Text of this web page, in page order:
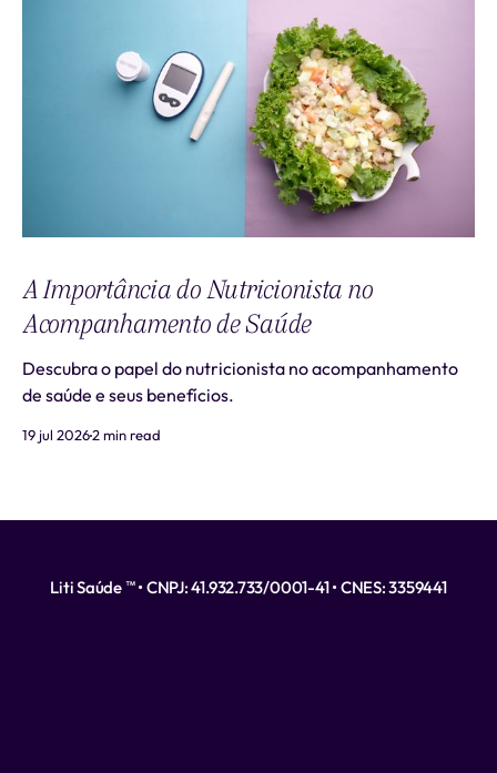
A Importância do Nutricionista no
Acompanhamento de Saúde
Descubra o papel do nutricionista no acompanhamento
de saúde e seus benefícios.
19 jul 20262 min read
Liti Saúde ™ • CNPJ: 41.932.733/0001-41 • CNES: 3359441